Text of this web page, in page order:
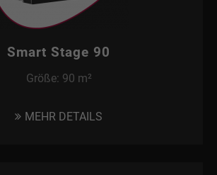
Smart Stage 90
Größe: 90 m²
MEHR DETAILS